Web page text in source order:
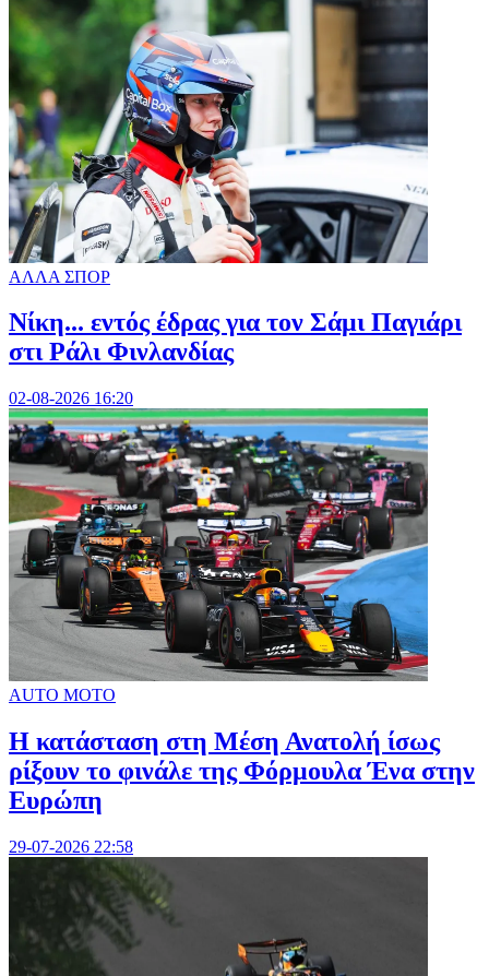
ΑΛΛΑ ΣΠΟΡ
Νίκη... εντός έδρας για τον Σάμι Παγιάρι
στι Ράλι Φινλανδίας
02-08-2026 16:20
AUTO MOTO
Η κατάσταση στη Μέση Ανατολή ίσως
ρίξουν το φινάλε της Φόρμουλα Ένα στην
Ευρώπη
29-07-2026 22:58